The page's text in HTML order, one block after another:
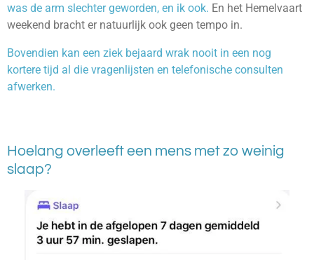
was de arm slechter geworden, en ik ook. En het Hemelvaart
weekend bracht er natuurlijk ook geen tempo in.
Bovendien kan een ziek bejaard wrak nooit in een nog
kortere tijd al die vragenlijsten en telefonische consulten
afwerken.
Hoelang overleeft een mens met zo weinig
slaap?